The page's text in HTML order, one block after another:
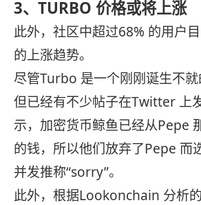
3、TURBO 价格或将上涨
此外，社区中超过68% 的用户
的上涨趋势。
尽管Turbo 是一个刚刚诞生不就
但已经有不少帖子在Twitter 上
示，加密货币鲸鱼已经从Pepe
的钱，所以他们放弃了Pepe 而
并发推称“sorry”。
此外，根据Lookonchain 分析